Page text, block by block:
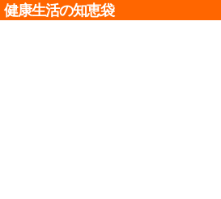
健康生活の知恵袋